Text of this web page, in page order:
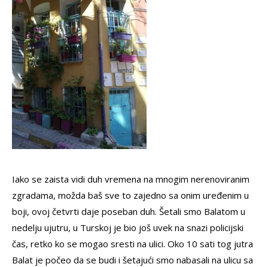
Iako se zaista vidi duh vremena na mnogim nerenoviranim
zgradama, možda baš sve to zajedno sa onim uređenim u
boji, ovoj četvrti daje poseban duh. Šetali smo Balatom u
nedelju ujutru, u Turskoj je bio još uvek na snazi policijski
čas, retko ko se mogao sresti na ulici. Oko 10 sati tog jutra
Balat je počeo da se budi i šetajući smo nabasali na ulicu sa